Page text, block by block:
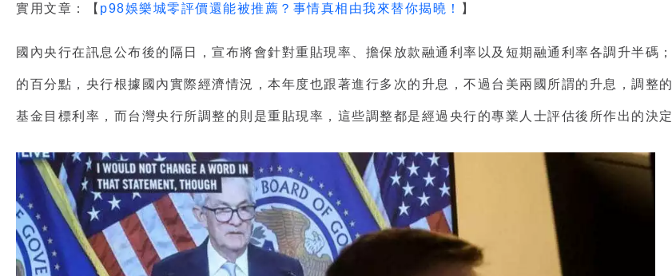
實用文章：【 p98娛樂城零評價還能被推薦？事情真相由我來替你揭曉！ 】
國內央行在訊息公布後的隔日，宣布將會針對重貼現率、擔保放款融通利率以及短期融通利率各調升半碼
的百分點，央行根據國內實際經濟情況，本年度也跟著進行多次的升息，不過台美兩國所謂的升息，調整
基金目標利率，而台灣央行所調整的則是重貼現率，這些調整都是經過央行的專業人士評估後所作出的決定